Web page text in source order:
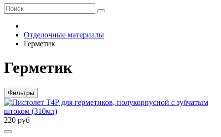
Отделочные материалы
Герметик
Герметик
Фильтры
220 руб